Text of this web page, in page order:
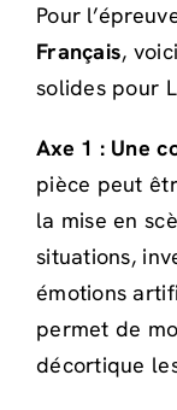
Pour
Français,
solides pour
Axe 1 : Une
pièce peut
la mise en
situations,
émotions
permet de
décortique